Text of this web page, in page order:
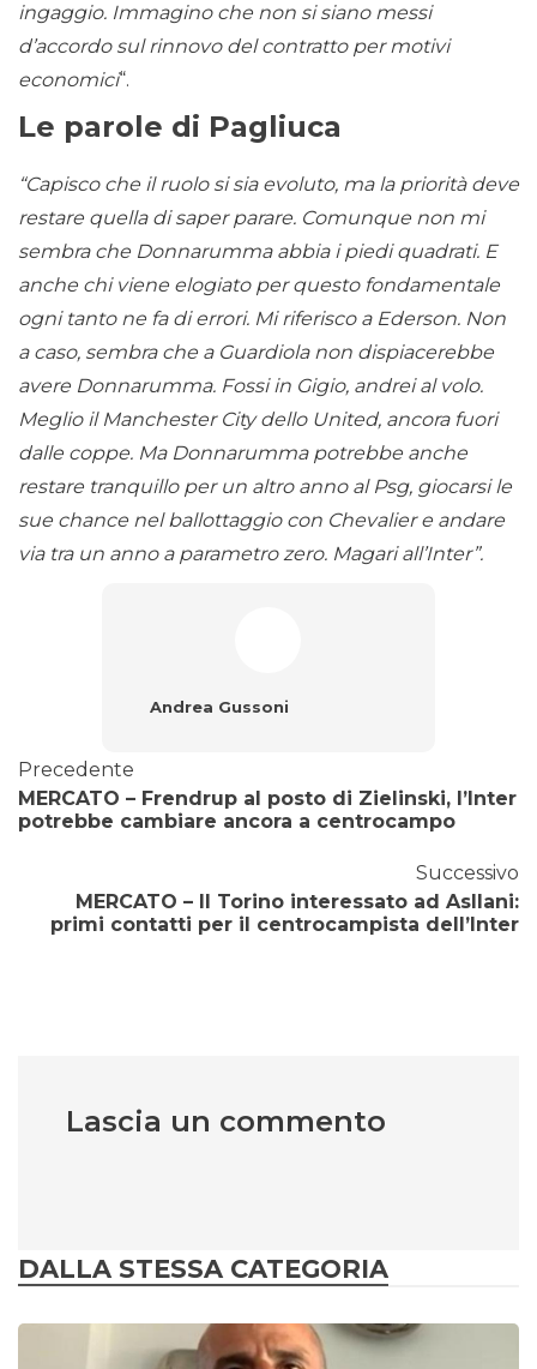
ingaggio. Immagino che non si siano messi
d’accordo sul rinnovo del contratto per motivi
economici“.
Le parole di Pagliuca
“Capisco che il ruolo si sia evoluto, ma la priorità deve
restare quella di saper parare. Comunque non mi
sembra che Donnarumma abbia i piedi quadrati. E
anche chi viene elogiato per questo fondamentale
ogni tanto ne fa di errori. Mi riferisco a Ederson. Non
a caso, sembra che a Guardiola non dispiacerebbe
avere Donnarumma. Fossi in Gigio, andrei al volo.
Meglio il Manchester City dello United, ancora fuori
dalle coppe. Ma Donnarumma potrebbe anche
restare tranquillo per un altro anno al Psg, giocarsi le
sue chance nel ballottaggio con Chevalier e andare
via tra un anno a parametro zero. Magari all’Inter”.
Andrea Gussoni
Precedente
MERCATO – Frendrup al posto di Zielinski, l’Inter
potrebbe cambiare ancora a centrocampo
Successivo
MERCATO – Il Torino interessato ad Asllani:
primi contatti per il centrocampista dell’Inter
Lascia un commento
DALLA STESSA CATEGORIA